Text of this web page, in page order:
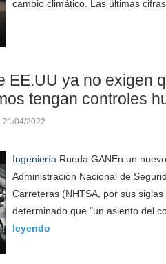
cambio climático. Las últimas
EE.UU ya no exigen
tengan controles
| 21/04/2022
Ingeniería Rueda GANEn un
Administración Nacional de
Carreteras (NHTSA, por sus
determinado que "un asiento del
leyendo